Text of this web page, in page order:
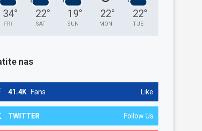
34°
FRI
22°
SAT
19°
SUN
22°
MON
22°
TUE
nas
41.4K Fans Like
TWITTER Follow Us